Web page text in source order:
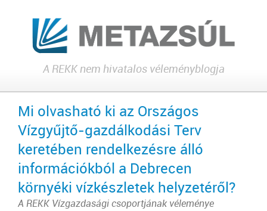
A REKK nem hivatalos véleményblogja
Mi olvasható ki az Országos
Vízgyűjtő-gazdálkodási Terv
keretében rendelkezésre álló
információkból a Debrecen
környéki vízkészletek helyzetéről?
A REKK Vízgazdasági csoportjának véleménye